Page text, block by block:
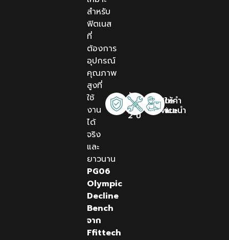
สำหรับ
ฟิตเนส
ที่
ต้องการ
อุปกรณ์
คุณภาพ
สูงที่
ใช้
งาน
ได้
จริง
และ
ยาวนาน
PG06
Olympic
Decline
Bench
จาก
Ffittech
รับ
ประกัน
2 ปี
Onsite
Service
ให้คำ
แนะนำ